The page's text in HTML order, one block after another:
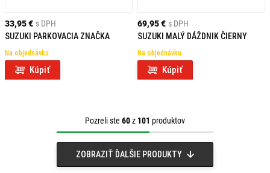
33,95 € s DPH
SUZUKI PARKOVACIA ZNAČKA
Na objednávku
Kúpiť
69,95 € s DPH
SUZUKI MALÝ DÁŽDNIK ČIERNY
Na objednávku
Kúpiť
Pozreli ste 60z 101 produktov
ZOBRAZIŤ ĎALŠIE PRODUKTY